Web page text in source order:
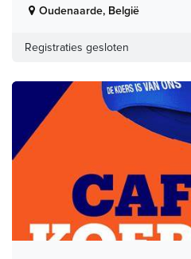
Oudenaarde, België
Registraties gesloten